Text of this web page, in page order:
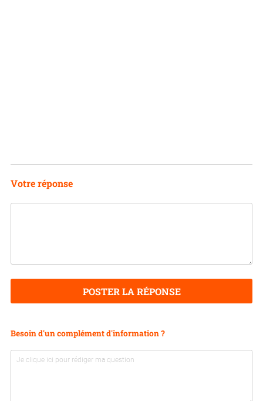
Votre réponse
POSTER LA RÉPONSE
Besoin d'un complément d'information ?